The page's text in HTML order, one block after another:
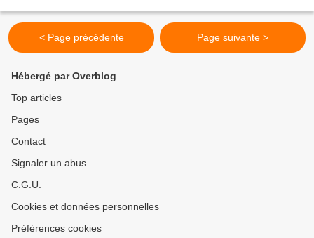
< Page précédente Page suivante >
Hébergé par Overblog
Top articles
Pages
Contact
Signaler un abus
C.G.U.
Cookies et données personnelles
Préférences cookies